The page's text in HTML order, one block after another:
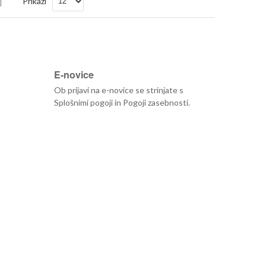
E-novice
Ob prijavi na e-novice se strinjate s
Splošnimi pogojiin Pogoji zasebnosti.